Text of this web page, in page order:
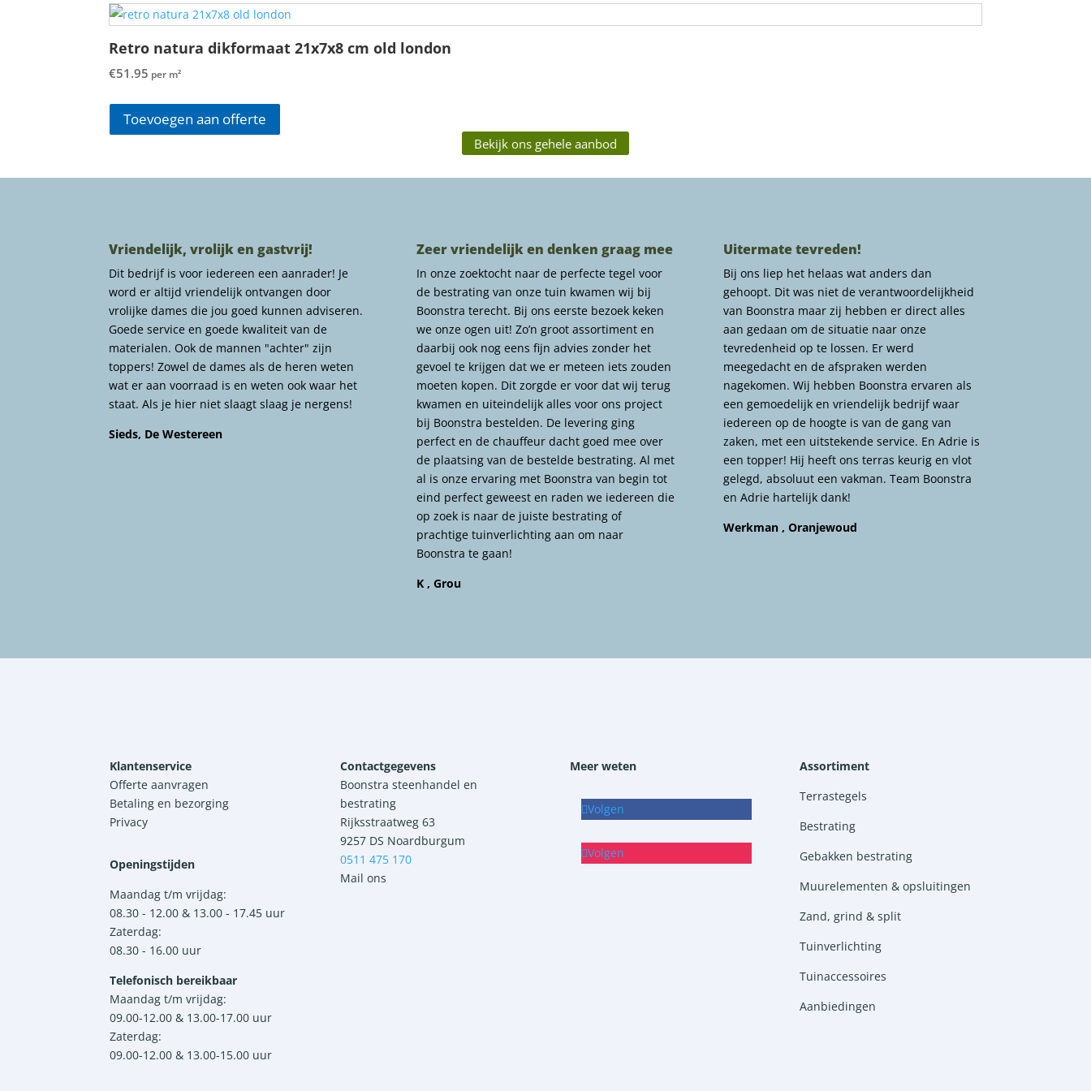
Retro natura dikformaat 21x7x8 cm old london
€51.95 per m²
Toevoegen aan offerte
Bekijk ons gehele aanbod
Vriendelijk, vrolijk en gastvrij!
Dit bedrijf is voor iedereen een aanrader! Je
word er altijd vriendelijk ontvangen door
vrolijke dames die jou goed kunnen adviseren.
Goede service en goede kwaliteit van de
materialen. Ook de mannen "achter" zijn
toppers! Zowel de dames als de heren weten
wat er aan voorraad is en weten ook waar het
staat. Als je hier niet slaagt slaag je nergens!
Sieds, De Westereen
Zeer vriendelijk en denken graag mee
In onze zoektocht naar de perfecte tegel voor
de bestrating van onze tuin kwamen wij bij
Boonstra terecht. Bij ons eerste bezoek keken
we onze ogen uit! Zo’n groot assortiment en
daarbij ook nog eens fijn advies zonder het
gevoel te krijgen dat we er meteen iets zouden
moeten kopen. Dit zorgde er voor dat wij terug
kwamen en uiteindelijk alles voor ons project
bij Boonstra bestelden. De levering ging
perfect en de chauffeur dacht goed mee over
de plaatsing van de bestelde bestrating. Al met
al is onze ervaring met Boonstra van begin tot
eind perfect geweest en raden we iedereen die
op zoek is naar de juiste bestrating of
prachtige tuinverlichting aan om naar
Boonstra te gaan!
K , Grou
Uitermate tevreden!
Bij ons liep het helaas wat anders dan
gehoopt. Dit was niet de verantwoordelijkheid
van Boonstra maar zij hebben er direct alles
aan gedaan om de situatie naar onze
tevredenheid op te lossen. Er werd
meegedacht en de afspraken werden
nagekomen. Wij hebben Boonstra ervaren als
een gemoedelijk en vriendelijk bedrijf waar
iedereen op de hoogte is van de gang van
zaken, met een uitstekende service. En Adrie is
een topper! Hij heeft ons terras keurig en vlot
gelegd, absoluut een vakman. Team Boonstra
en Adrie hartelijk dank!
Werkman , Oranjewoud
Klantenservice
Offerte aanvragen
Betaling en bezorging
Privacy
Openingstijden
Maandag t/m vrijdag:
08.30 - 12.00 & 13.00 - 17.45 uur
Zaterdag:
08.30 - 16.00 uur
Telefonisch bereikbaar
Maandag t/m vrijdag:
09.00-12.00 & 13.00-17.00 uur
Zaterdag:
09.00-12.00 & 13.00-15.00 uur
Contactgegevens
Boonstra steenhandel en
bestrating
Rijksstraatweg 63
9257 DS Noardburgum
0511 475 170
Mail ons
Meer weten
Volgen
Volgen
Assortiment
Terrastegels
Bestrating
Gebakken bestrating
Muurelementen & opsluitingen
Zand, grind & split
Tuinverlichting
Tuinaccessoires
Aanbiedingen